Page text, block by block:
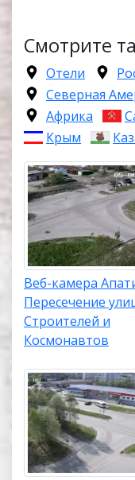
Смотрите
Отели
Северная
Африка
Крым
Веб-камера
Пересечение
Строителей и
Космонавтов